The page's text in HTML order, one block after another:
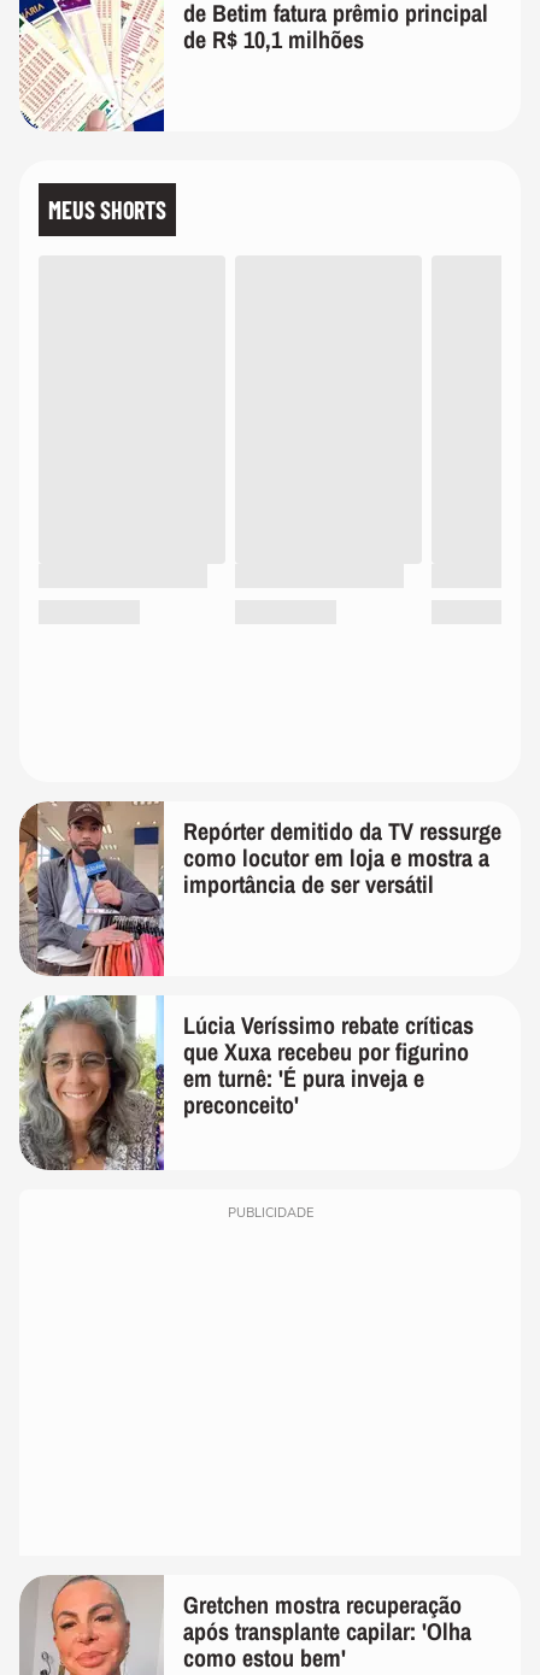
de Betim fatura prêmio principal
de R$ 10,1 milhões
MEUS SHORTS
Repórter demitido da TV ressurge
como locutor em loja e mostra a
importância de ser versátil
Lúcia Veríssimo rebate críticas
que Xuxa recebeu por figurino
em turnê: 'É pura inveja e
preconceito'
PUBLICIDADE
Gretchen mostra recuperação
após transplante capilar: 'Olha
como estou bem'